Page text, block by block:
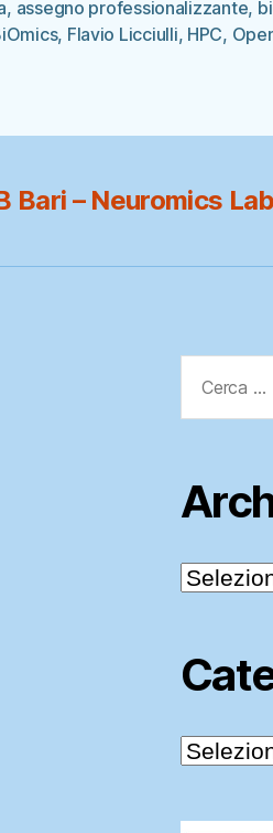
, assegno professionalizzante,
, Flavio Licciulli, HPC,
Bari – Neuromics
Archivi
delle
Categorie
delle